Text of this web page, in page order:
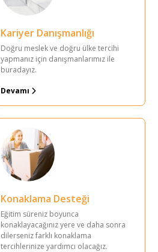
Kariyer Danışmanlığı
Doğru meslek ve doğru ülke tercihi
yapmanız için danışmanlarımız ile
buradayız.
Devamı
Konaklama Desteği
Eğitim süreniz boyunca
konaklayacağınız yere ve daha sonra
dilerseniz farklı konaklama
tercihlerinize yardımcı olacağız.